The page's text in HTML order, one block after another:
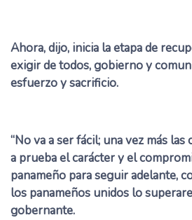
Ahora, dijo, inicia la etapa de
exigir de todos, gobierno y
esfuerzo y sacrificio.
“No va a ser fácil; una vez más
a prueba el carácter y el
panameño para seguir adelante,
los panameños unidos lo
gobernante.